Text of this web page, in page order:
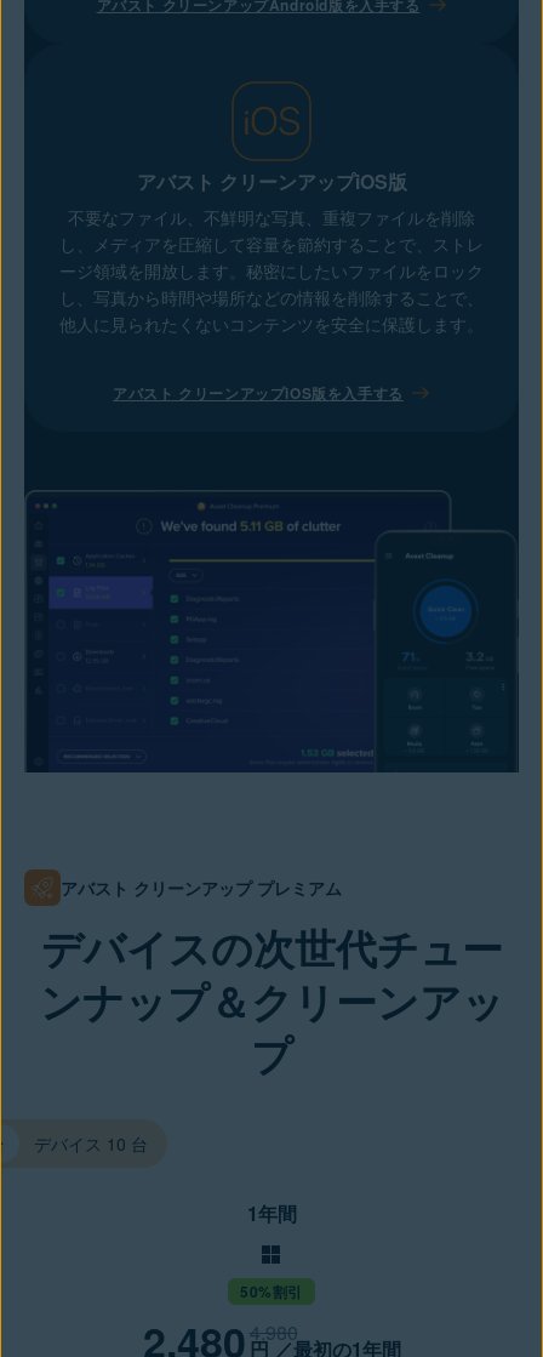
アバスト クリーンアップAndroid版を入手する
アバスト クリーンアップiOS版
不要なファイル、不鮮明な写真、重複ファイルを削除
し、メディアを圧縮して容量を節約することで、ストレ
ージ領域を開放します。秘密にしたいファイルをロック
し、写真から時間や場所などの情報を削除することで、
他人に見られたくないコンテンツを安全に保護します。
アバスト クリーンアップiOS版を入手する
アバスト クリーンアップ プレミアム
デバイスの次世代チュー
ンナップ＆クリーンアッ
プ
デバイス 10 台
1年間
50%割引
2,4804,980
円／最初の1年間